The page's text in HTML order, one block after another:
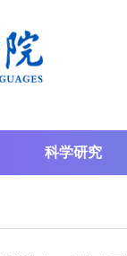
科学研究